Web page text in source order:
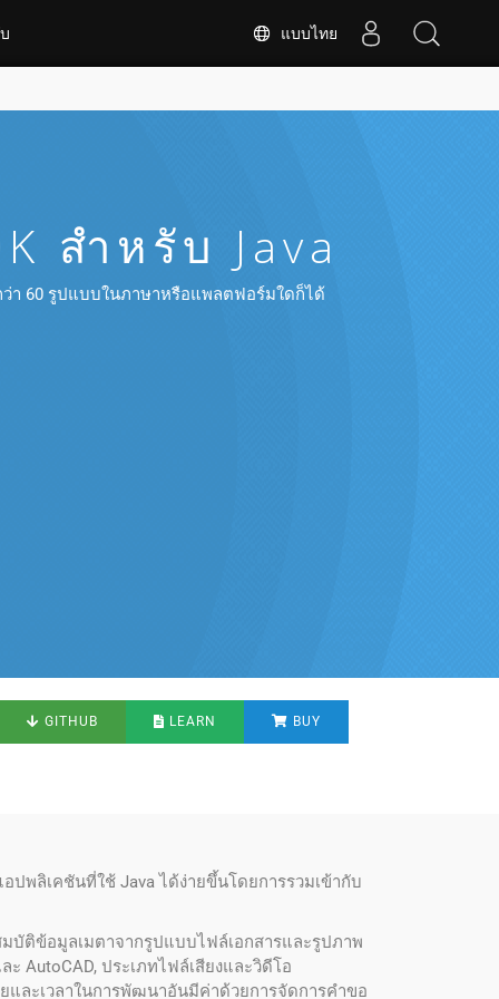
แบบไทย
สำหรับ Java
า 60 รูปแบบในภาษาหรือแพลตฟอร์มใดก็ได้
GITHUB LEARN BUY
ปพลิเคชันที่ใช้ Java ได้ง่ายขึ้นโดยการรวมเข้ากับ
ติข้อมูลเมตาจากรูปแบบไฟล์เอกสารและรูปภาพ
ะ AutoCAD, ประเภทไฟล์เสียงและวิดีโอ
และเวลาในการพัฒนาอันมีค่าด้วยการจัดการคำขอ